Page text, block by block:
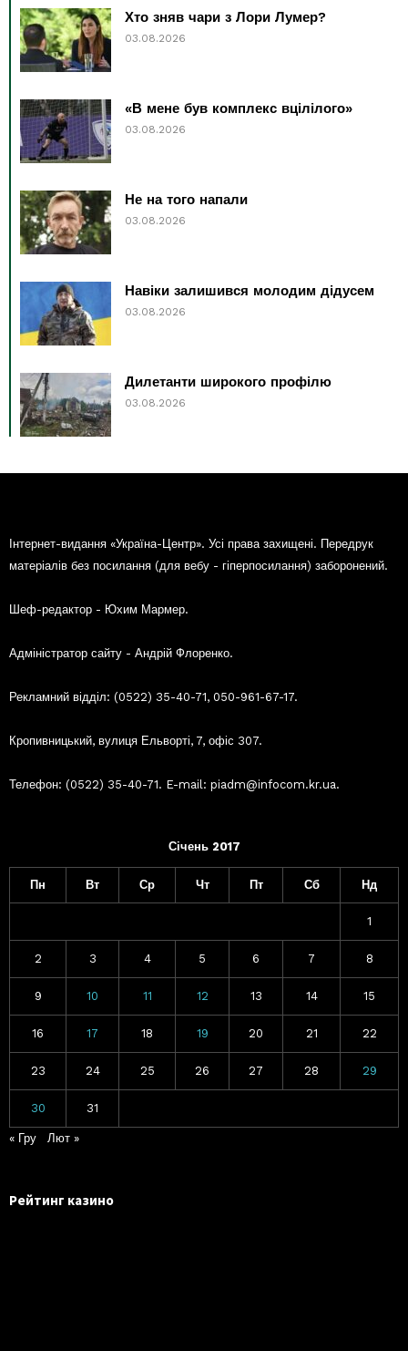
Хто зняв чари з Лори Лумер?
03.08.2026
«В мене був комплекс вцілілого»
03.08.2026
Не на того напали
03.08.2026
Навіки залишився молодим дідусем
03.08.2026
Дилетанти широкого профілю
03.08.2026
Інтернет-видання «Україна-Центр». Усі права захищені. Передрук
матеріалів без посилання (для вебу - гіперпосилання) заборонений.
Шеф-редактор - Юхим Мармер.
Адміністратор сайту - Андрій Флоренко.
Рекламний відділ: (0522) 35-40-71, 050-961-67-17.
Кропивницький, вулиця Ельворті, 7, офіс 307.
Телефон: (0522) 35-40-71. E-mail: piadm@infocom.kr.ua.
Січень 2017
Пн Вт Ср Чт Пт Сб Нд
1
2 3 4 5 6 7 8
9 10 11 12 13 14 15
16 17 18 19 20 21 22
23 24 25 26 27 28 29
30 31
« Гру Лют »
Рейтинг казино